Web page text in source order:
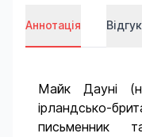
Аннотація
Майк Дауні
ірландсько-
письменник